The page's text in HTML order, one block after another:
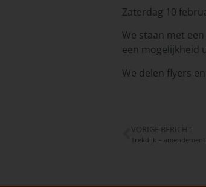
Zaterdag 10
We staan met
een mogelijkheid
We delen flyers
VORIGE BERICHT
Trekdijk –